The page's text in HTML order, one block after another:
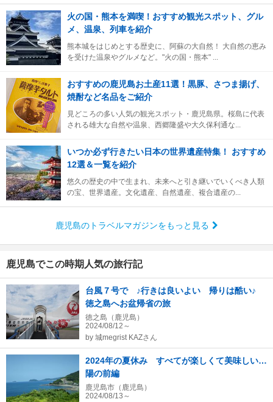
火の国・熊本を満喫！おすすめ観光スポット、グル
メ、温泉、列車を紹介
熊本城をはじめとする歴史に、阿蘇の大自然！ 大自然の恵み
を受けた温泉やグルメなど。"火の国・熊本" ...
おすすめの鹿児島お土産11選！黒豚、さつま揚げ、
焼酎など名品をご紹介
見どころの多い人気の観光スポット・鹿児島県。桜島に代表
される雄大な自然や温泉、西郷隆盛や大久保利通な...
いつか必ず行きたい日本の世界遺産特集！ おすすめ
12選＆一覧を紹介
悠久の歴史の中で生まれ、未来へと引き継いでいくべき人類
の宝、世界遺産。文化遺産、自然遺産、複合遺産の...
鹿児島のトラベルマガジンをもっと見る
鹿児島でこの時期人気の旅行記
台風７号で ♪行きは良いよい 帰りは酷い♪
徳之島へお盆帰省の旅
徳之島（鹿児島）
2024/08/12～
by 城megrist KAZさん
2024年の夏休み すべてが楽しくて美味しい…
陽の前編
鹿児島市（鹿児島）
2024/08/13～